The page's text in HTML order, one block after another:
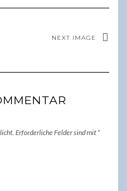
NEXT IMAGE
Erforderliche Felder sind mit *